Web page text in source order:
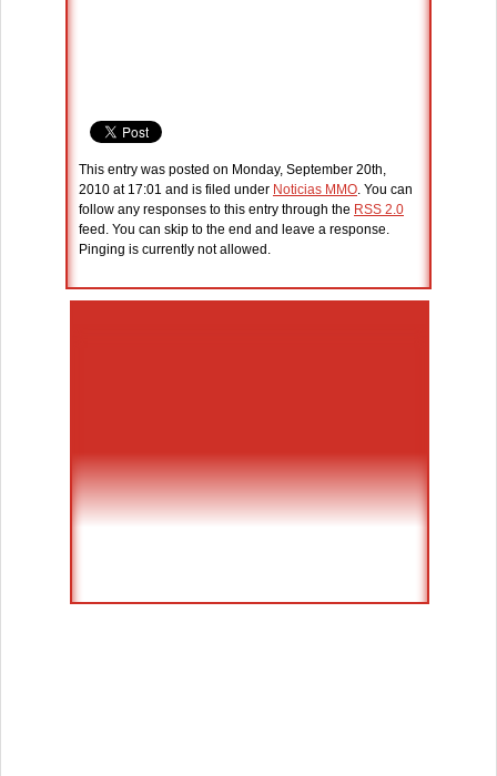
This entry was posted on Monday, September 20th,
2010 at 17:01 and is filed under Noticias MMO. You can
follow any responses to this entry through the RSS 2.0
feed. You can skip to the end and leave a response.
Pinging is currently not allowed.